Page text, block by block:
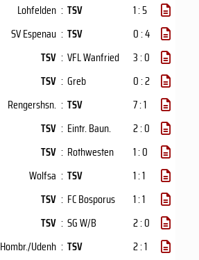
Lohfelden : TSV
1 : 5
SV Espenau : TSV
0 : 4
TSV : VFL Wanfried
3 : 0
TSV : Greb
0 : 2
Rengershsn. : TSV
7 : 1
TSV : Eintr. Baun.
2 : 0
TSV : Rothwesten
1 : 0
Wolfsa : TSV
1 : 1
TSV : FC Bosporus
1 : 1
TSV : SG W/B
2 : 0
Hombr./Udenh : TSV
2 : 1